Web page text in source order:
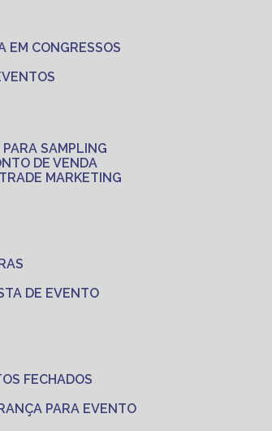
EM CONGRESSOS
PARA SAMPLING
DE VENDA
MARKETING
DE EVENTO
FECHADOS
PARA EVENTO